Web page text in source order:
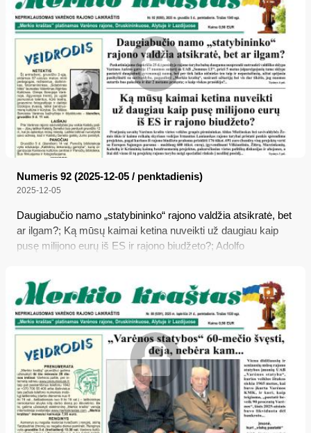
nepastačiusią, užtat spėjusią pasibylinėti su savivaldybe,
pagąsdinti „Merkio kraštą“, susirasti užtarėjų bei vis dar
tikėtis, jog nuomos sutartis bus pakeista ir dar 2 metams
pratęsta...
Numeris 92 (2025-12-05 / penktadienis)
2025-12-05
Daugiabučio namo „statybininko“ rajono valdžia atsikratė, bet
ar ilgam?; Ką mūsų kaimai ketina nuveikti už daugiau kaip
pusę milijono eurų iš ES ir rajono biudžeto?; Adolfo
minint; Policijos reidai šį mėnesį